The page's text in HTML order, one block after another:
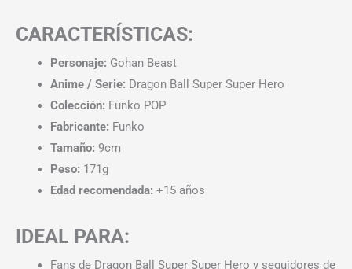
CARACTERÍSTICAS:
Personaje: Gohan Beast
Anime / Serie: Dragon Ball Super Super Hero
Colección: Funko POP
Fabricante: Funko
Tamaño: 9cm
Peso: 171g
Edad recomendada: +15 años
IDEAL PARA:
Fans de Dragon Ball Super Super Hero y seguidores de